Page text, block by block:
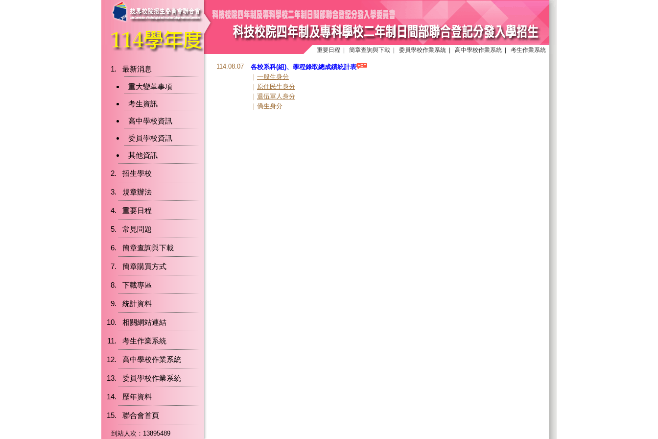
重要日程 簡章查詢與下載 委員學校作業系統 高中學校作業系統 考生作業系統
最新消息
重大變革事項
考生資訊
高中學校資訊
委員學校資訊
其他資訊
招生學校
規章辦法
重要日程
常見問題
簡章查詢與下載
簡章購買方式
下載專區
統計資料
相關網站連結
考生作業系統
高中學校作業系統
委員學校作業系統
歷年資料
聯合會首頁
到站人次：13895489
114.08.07
各校系科(組)、學程錄取總成績統計表
｜ 一般生身分
｜ 原住民生身分
｜ 退伍軍人身分
｜ 僑生身分